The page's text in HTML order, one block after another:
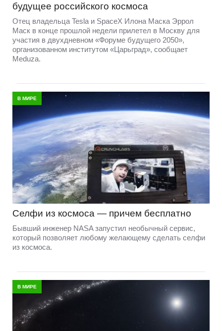
будущее российского космоса
Отец владельца Tesla и SpaceX Илона Маска Эррол
Маск в конце прошлой недели прилетел в Москву для
участия в двухдневном «Форуме будущего 2050»,
организованном институтом «Царьград», сообщает
Meduza.
В МИРЕ
Селфи из космоса — причем бесплатно
Бывший инженер NASA запустил необычный сервис,
который позволяет любому желающему сделать селфи
из космоса.
В МИРЕ